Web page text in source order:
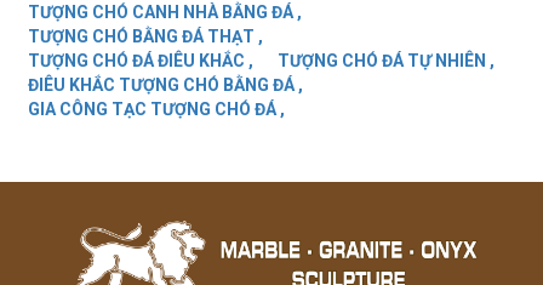
TƯỢNG CHÓ CANH NHÀ BẰNG ĐÁ ,
TƯỢNG CHÓ BẰNG ĐÁ THẠT ,
TƯỢNG CHÓ ĐÁ ĐIÊU KHẮC ,
TƯỢNG CHÓ ĐÁ TỰ NHIÊN ,
ĐIÊU KHẮC TƯỢNG CHÓ BẰNG ĐÁ ,
GIA CÔNG TẠC TƯỢNG CHÓ ĐÁ ,